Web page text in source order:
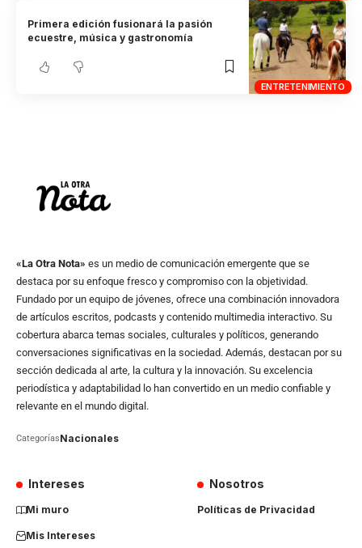
ENTRETENIMIENTO
Primera edición fusionará la pasión
ecuestre, música y gastronomía
«La Otra Nota» es un medio de comunicación emergente que se
destaca por su enfoque fresco y compromiso con la objetividad.
Fundado por un equipo de jóvenes, ofrece una combinación innovadora
de artículos escritos, podcasts y contenido multimedia interactivo. Su
cobertura abarca temas sociales, culturales y políticos, generando
conversaciones significativas en la sociedad. Además, destacan por su
sección dedicada al arte, la cultura y la innovación. Su excelencia
periodística y adaptabilidad lo han convertido en un medio confiable y
relevante en el mundo digital.
CategoríasNacionales
Intereses
Mi muro
Mis Intereses
Nosotros
Políticas de Privacidad